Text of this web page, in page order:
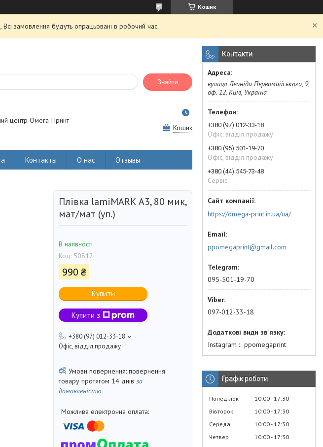
Кошик
замовлення будуть опрацьовані в робочий час.
Знайти
центр Омега-Принт
Кошик
Контакты О нас Отзывы
Плівка lamiMARK А3, 80 мик,
мат/мат (уп.)
В наявності
Код: 50812
990 ₴
Купити
Купити з
+380 (97) 012-33-18
Офіс, відділ продажу
повернення
товару протягом 14 днів за
домовленістю
Контакти
вулиця Леоніда Первомайського, 9,
оф. 12, Київ, Україна
+380 (97) 012-33-18
Офіс, відділ продажу
+380 (95) 501-19-70
Офіс, відділ продажу
+380 (44) 545-73-48
Сервіс
https://omega-print.in.ua/ua/
ppomegaprint@gmail.com
095-501-19-70
097-012-33-18
Instagram ppomegaprint
Графік роботи
Понеділок 10:00 17:30
Вівторок
10:00 17:30
Середа
10:00 17:30
Четвер
10:00 17:30